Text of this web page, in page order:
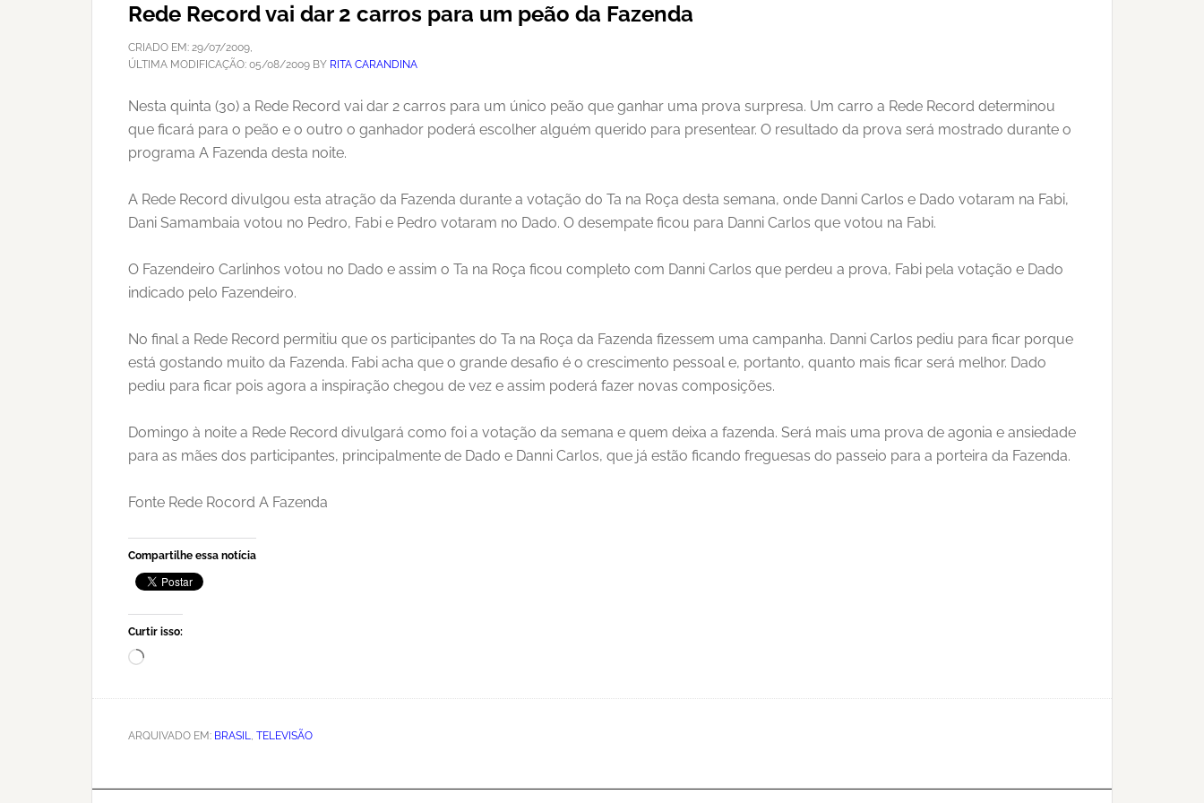
Rede Record vai dar 2 carros para um peão da Fazenda
CRIADO EM: 29/07/2009,
ÚLTIMA MODIFICAÇÃO: 05/08/2009 BY RITA CARANDINA
Nesta quinta (30) a Rede Record vai dar 2 carros para um único peão que ganhar uma prova surpresa. Um carro a Rede Record determinou
que ficará para o peão e o outro o ganhador poderá escolher alguém querido para presentear. O resultado da prova será mostrado durante o
programa A Fazenda desta noite.
A Rede Record divulgou esta atração da Fazenda durante a votação do Ta na Roça desta semana, onde Danni Carlos e Dado votaram na Fabi,
Dani Samambaia votou no Pedro, Fabi e Pedro votaram no Dado. O desempate ficou para Danni Carlos que votou na Fabi.
O Fazendeiro Carlinhos votou no Dado e assim o Ta na Roça ficou completo com Danni Carlos que perdeu a prova, Fabi pela votação e Dado
indicado pelo Fazendeiro.
No final a Rede Record permitiu que os participantes do Ta na Roça da Fazenda fizessem uma campanha. Danni Carlos pediu para ficar porque
está gostando muito da Fazenda. Fabi acha que o grande desafio é o crescimento pessoal e, portanto, quanto mais ficar será melhor. Dado
pediu para ficar pois agora a inspiração chegou de vez e assim poderá fazer novas composições.
Domingo à noite a Rede Record divulgará como foi a votação da semana e quem deixa a fazenda. Será mais uma prova de agonia e ansiedade
para as mães dos participantes, principalmente de Dado e Danni Carlos, que já estão ficando freguesas do passeio para a porteira da Fazenda.
Fonte Rede Rocord A Fazenda
Compartilhe essa notícia
Curtir isso:
Carregando...
ARQUIVADO EM: BRASIL, TELEVISÃO